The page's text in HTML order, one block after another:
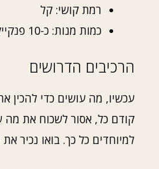
רמת קושי: קל
כמות מנות: כ-10 פנקייקים
הרכיבים הדרושים
עכשיו, מה עושים כדי להכין
קודם כל, אסור לשכוח את מה
למיוחדים כל כך. בואו נכיר את